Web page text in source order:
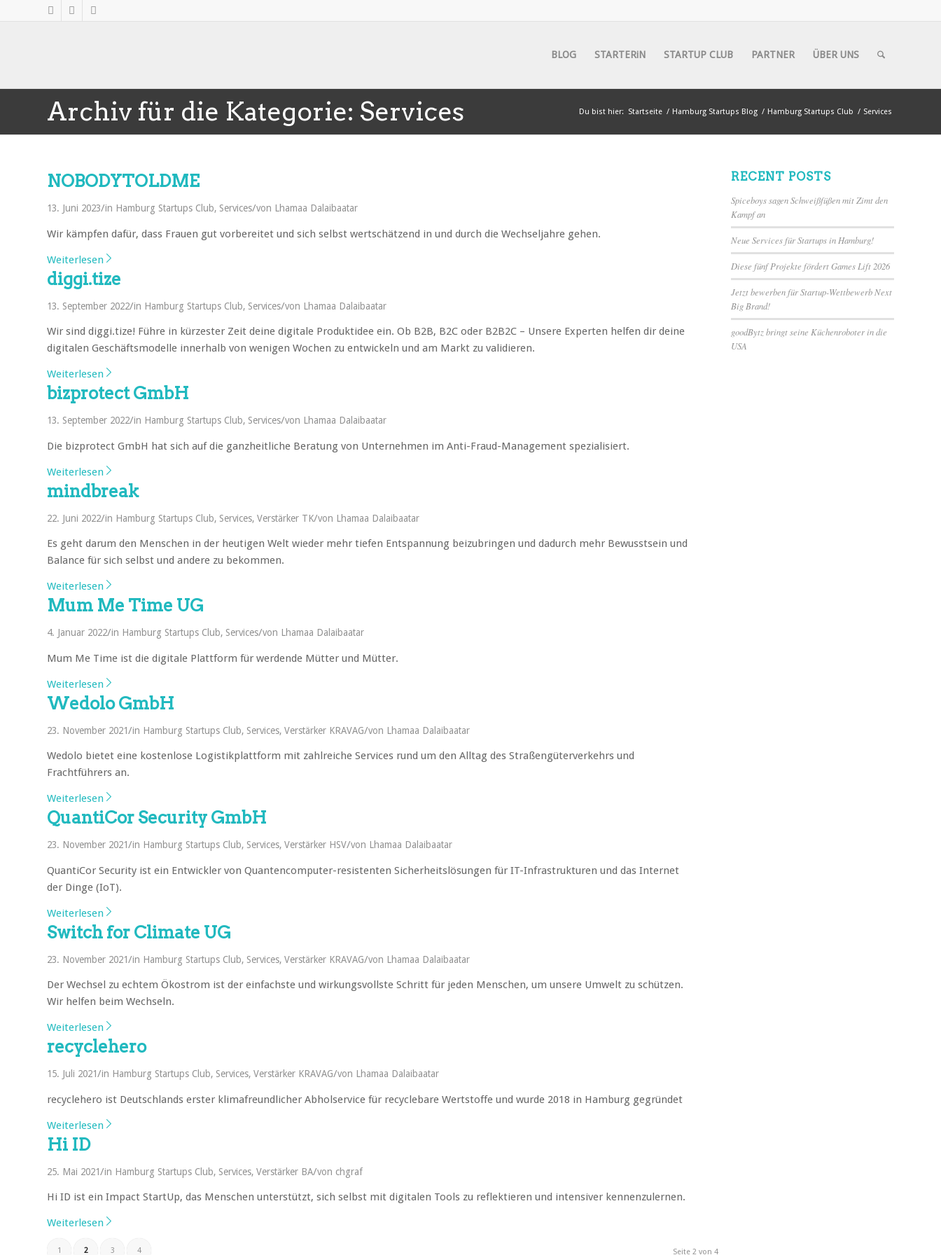
BLOG STARTERiN STARTUP CLUB PARTNER ÜBER UNS
Archiv für die Kategorie: Services Du bist hier: Startseite / Hamburg Startups Blog / Hamburg Startups Club / Services
NOBODYTOLDME
13. Juni 2023/in Hamburg Startups Club, Services/von Lhamaa Dalaibaatar
Wir kämpfen dafür, dass Frauen gut vorbereitet und sich selbst wertschätzend in und durch die Wechseljahre gehen.
Weiterlesen
diggi.tize
13. September 2022/in Hamburg Startups Club, Services/von Lhamaa Dalaibaatar
Wir sind diggi.tize! Führe in kürzester Zeit deine digitale Produktidee ein. Ob B2B, B2C oder B2B2C – Unsere Experten helfen dir deine
digitalen Geschäftsmodelle innerhalb von wenigen Wochen zu entwickeln und am Markt zu validieren.
Weiterlesen
bizprotect GmbH
13. September 2022/in Hamburg Startups Club, Services/von Lhamaa Dalaibaatar
Die bizprotect GmbH hat sich auf die ganzheitliche Beratung von Unternehmen im Anti-Fraud-Management spezialisiert.
Weiterlesen
mindbreak
22. Juni 2022/in Hamburg Startups Club, Services, Verstärker TK/von Lhamaa Dalaibaatar
Es geht darum den Menschen in der heutigen Welt wieder mehr tiefen Entspannung beizubringen und dadurch mehr Bewusstsein und
Balance für sich selbst und andere zu bekommen.
Weiterlesen
Mum Me Time UG
4. Januar 2022/in Hamburg Startups Club, Services/von Lhamaa Dalaibaatar
Mum Me Time ist die digitale Plattform für werdende Mütter und Mütter.
Weiterlesen
Wedolo GmbH
23. November 2021/in Hamburg Startups Club, Services, Verstärker KRAVAG/von Lhamaa Dalaibaatar
Wedolo bietet eine kostenlose Logistikplattform mit zahlreiche Services rund um den Alltag des Straßengüterverkehrs und
Frachtführers an.
Weiterlesen
QuantiCor Security GmbH
23. November 2021/in Hamburg Startups Club, Services, Verstärker HSV/von Lhamaa Dalaibaatar
QuantiCor Security ist ein Entwickler von Quantencomputer-resistenten Sicherheitslösungen für IT-Infrastrukturen und das Internet
der Dinge (IoT).
Weiterlesen
Switch for Climate UG
23. November 2021/in Hamburg Startups Club, Services, Verstärker KRAVAG/von Lhamaa Dalaibaatar
Der Wechsel zu echtem Ökostrom ist der einfachste und wirkungsvollste Schritt für jeden Menschen, um unsere Umwelt zu schützen.
Wir helfen beim Wechseln.
Weiterlesen
recyclehero
15. Juli 2021/in Hamburg Startups Club, Services, Verstärker KRAVAG/von Lhamaa Dalaibaatar
recyclehero ist Deutschlands erster klimafreundlicher Abholservice für recyclebare Wertstoffe und wurde 2018 in Hamburg gegründet
Weiterlesen
Hi ID
25. Mai 2021/in Hamburg Startups Club, Services, Verstärker BA/von chgraf
Hi ID ist ein Impact StartUp, das Menschen unterstützt, sich selbst mit digitalen Tools zu reflektieren und intensiver kennenzulernen.
Weiterlesen
Seite 2 von 4
1 2 3 4
RECENT POSTS
Spiceboys sagen Schweißfüßen mit Zimt den
Kampf an
Neue Services für Startups in Hamburg!
Diese fünf Projekte fördert Games Lift 2026
Jetzt bewerben für Startup-Wettbewerb Next
Big Brand!
goodBytz bringt seine Küchenroboter in die
USA